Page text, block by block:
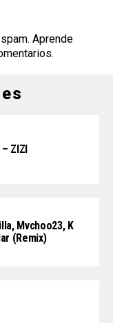
Aprende
.
ZIZI
Mvchoo23, K
(Remix)